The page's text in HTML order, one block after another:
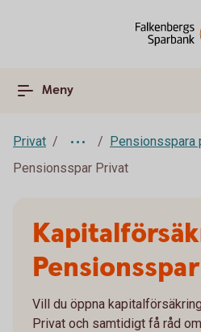
Meny
Privat
Pensionsspara
Pensionsspar Privat
Vill du öppna
Privat och samtidigt få råd